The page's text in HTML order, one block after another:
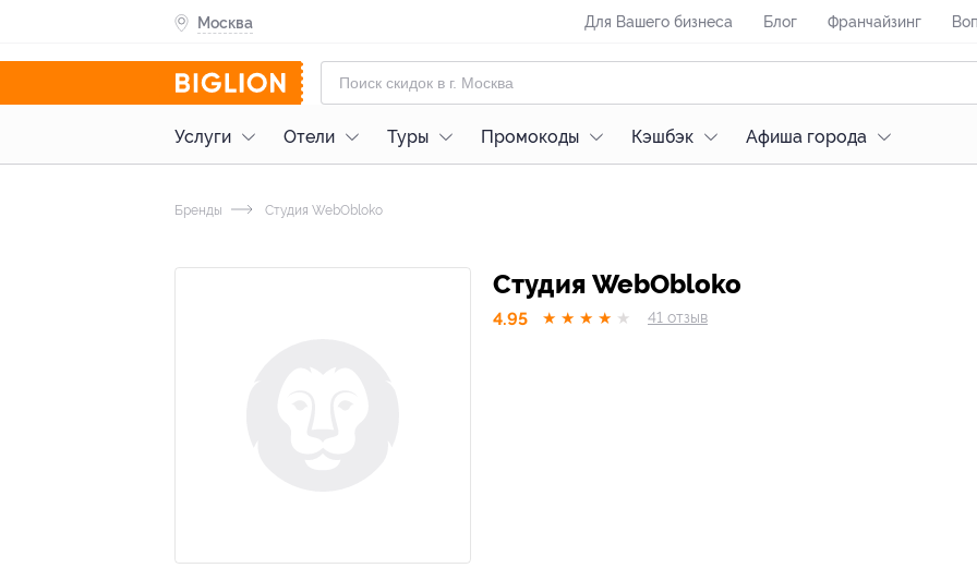
Москва Для Вашего бизнеса Блог Франчайзинг
Услуги Отели Туры Промокоды Кэшбэк Афиша города
Бренды Студия WebObloko
Студия WebObloko
4.95 ★ ★ ★ ★ ★ 41 отзыв